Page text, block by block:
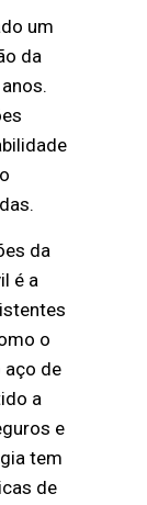
um
da
da
é a
o
aço de
a
e
tem
de